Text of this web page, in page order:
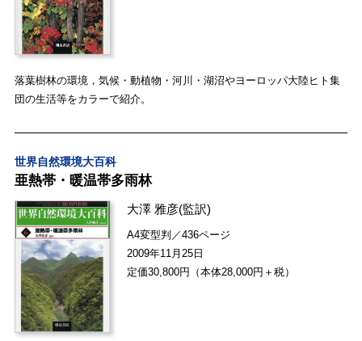
落葉樹林の環境，気候・動植物・河川・湖沼やヨーロッパ大陸ヒト集
団の生活等をカラーで紹介。
世界自然環境大百科
亜熱帯・暖温帯多雨林
大澤 雅彦(監訳)
A4変型判／436ページ
2009年11月25日
定価30,800円（本体28,000円＋税）